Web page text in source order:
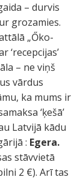
– durvis
grozamies.
„Őko-
‘recepcijas’
– ne viņš
vārdus
ka mums ir
‘ķešā’
Latvijā kādu
: Egera.
stāvvietā
2 €). Arī tas